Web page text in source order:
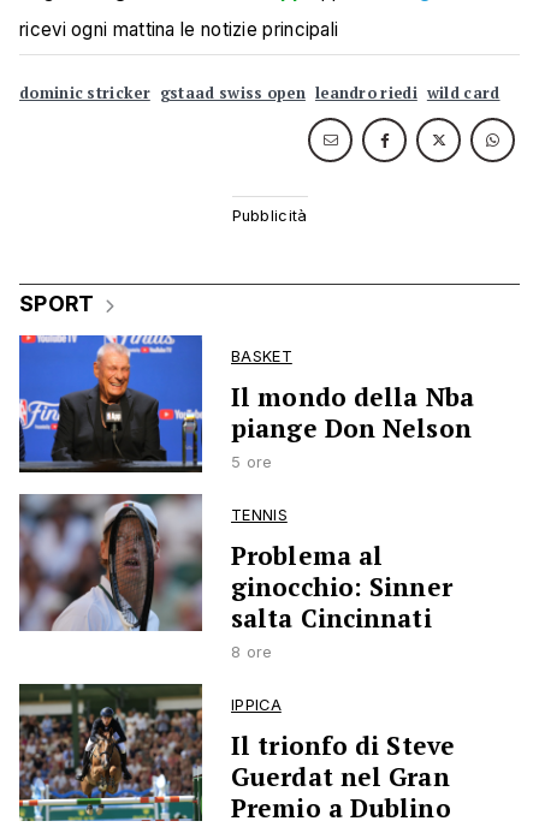
ricevi ogni mattina le notizie principali
dominic stricker gstaad swiss open leandro riedi wild card
SPORT
BASKET
Il mondo della Nba
piange Don Nelson
5 ore
TENNIS
Problema al
ginocchio: Sinner
salta Cincinnati
8 ore
IPPICA
Il trionfo di Steve
Guerdat nel Gran
Premio a Dublino